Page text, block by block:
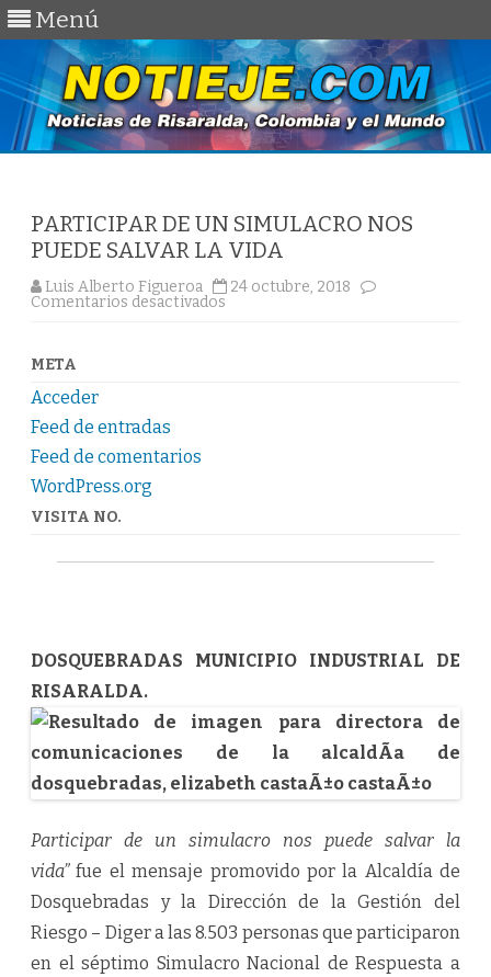
Menú
PARTICIPAR DE UN SIMULACRO NOS
PUEDE SALVAR LA VIDA
Luis Alberto Figueroa
24 octubre, 2018
Comentarios desactivados
META
Acceder
Feed de entradas
Feed de comentarios
WordPress.org
VISITA NO.
DOSQUEBRADAS MUNICIPIO INDUSTRIAL DE
RISARALDA.
Participar de un simulacro nos puede salvar la
vida”fue el mensaje promovido por la Alcaldía de
Dosquebradas y la Dirección de la Gestión del
Riesgo – Diger a las 8.503 personas que participaron
en el séptimo Simulacro Nacional de Respuesta a